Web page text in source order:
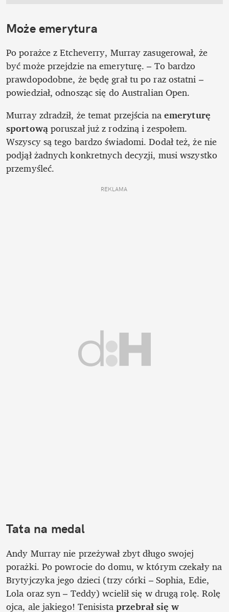
Może emerytura
Po porażce z Etcheverry, Murray zasugerował, że
być może przejdzie na emeryturę. – To bardzo
prawdopodobne, że będę grał tu po raz ostatni –
powiedział, odnosząc się do Australian Open.
Murray zdradził, że temat przejścia na emeryturę
sportową poruszał już z rodziną i zespołem.
Wszyscy są tego bardzo świadomi. Dodał też, że nie
podjął żadnych konkretnych decyzji, musi wszystko
przemyśleć.
REKLAMA
Tata na medal
Andy Murray nie przeżywał zbyt długo swojej
porażki. Po powrocie do domu, w którym czekały na
Brytyjczyka jego dzieci (trzy córki – Sophia, Edie,
Lola oraz syn – Teddy) wcielił się w drugą rolę. Rolę
ojca, ale jakiego! Tenisista przebrał się w